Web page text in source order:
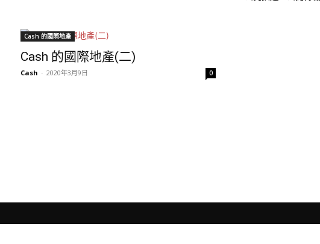
Cash 的國際地產
Cash 的國際地產(二)
Cash - 2020年3月9日 0